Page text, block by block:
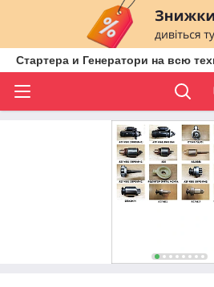
Стартера и Генератори на всю